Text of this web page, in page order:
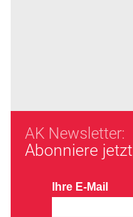
AK Newsletter:
Abonniere jetzt
Ihre E-Mail